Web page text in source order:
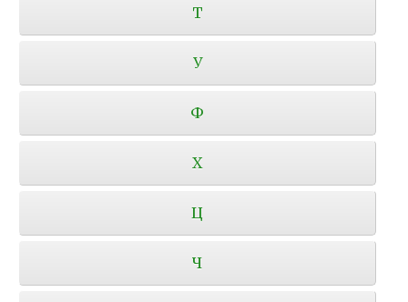
Т
У
Ф
Х
Ц
Ч